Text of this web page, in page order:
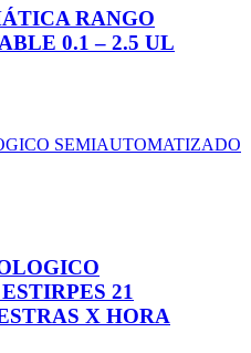
RANGO
0.1 – 2.5 UL
21
X HORA